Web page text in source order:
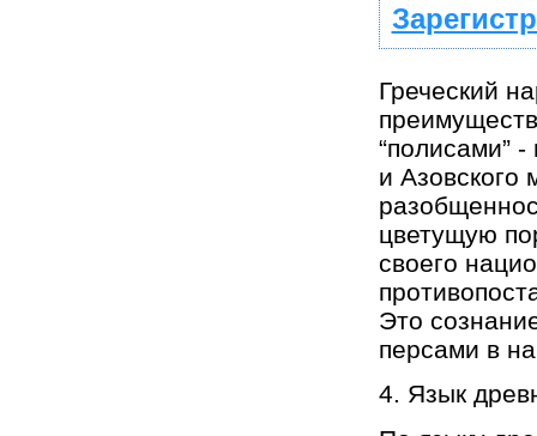
Греческий
“полисами”
и Азовского
цветущую
своего
Это
персами в
4. Язык